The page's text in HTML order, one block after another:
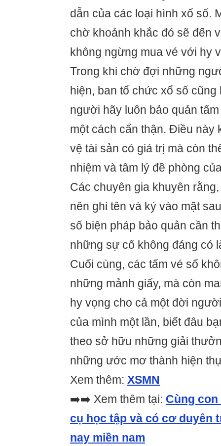
dẫn của các loại hình xổ số.
chờ khoảnh khắc đó sẽ đến
không ngừng mua vé với hy
Trong khi chờ đợi những
hiện, ban tổ chức xổ số
người hãy luôn bảo quản
một cách cẩn thận. Điều này
vệ tài sản có giá trị mà còn
nhiệm và tâm lý đề phòng
Các chuyên gia khuyên
nên ghi tên và ký vào mặt
số biện pháp bảo quản cần
những sự cố không đáng có
Cuối cùng, các tấm vé số
những mảnh giấy, mà còn
hy vọng cho cả một đời
của mình một lần, biết đâu
theo sở hữu những giải
những ước mơ thành hiện
Xem thêm: XSMN
➡️➡️ Xem thêm tại: Cùng
cụ học tập và có cơ duyên
nay miền nam